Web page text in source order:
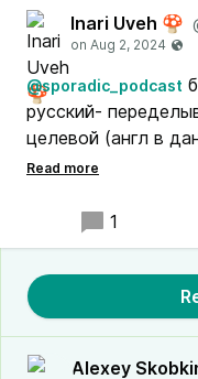
Inari Uveh 🍄
@sporadic_podcast
русский-
целевой (англ в
пересказывание
фраза_видео-
ртом-....А так есть
текст для письма
находится в
:blobcatgooglytrash:
1
Alexey